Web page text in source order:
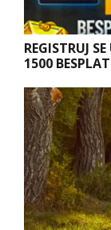
REGISTRUJ
1500